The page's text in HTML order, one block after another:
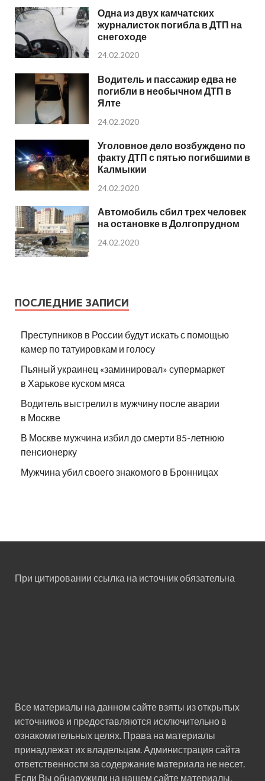
Одна из двух камчатских
журналисток погибла в ДТП на
снегоходе
24.02.2020
Водитель и пассажир едва не
погибли в необычном ДТП в
Ялте
24.02.2020
Уголовное дело возбуждено по
факту ДТП с пятью погибшими в
Калмыкии
24.02.2020
Автомобиль сбил трех человек
на остановке в Долгопрудном
24.02.2020
ПОСЛЕДНИЕ ЗАПИСИ
Преступников в России будут искать с помощью
камер по татуировкам и голосу
Пьяный украинец «заминировал» супермаркет
в Харькове куском мяса
Водитель выстрелил в мужчину после аварии
в Москве
В Москве мужчина избил до смерти 85-летнюю
пенсионерку
Мужчина убил своего знакомого в Бронницах
При цитировании ссылка на источник обязательна
Все материалы на данном сайте взяты из открытых
источников и предоставляются исключительно в
ознакомительных целях. Права на материалы
принадлежат их владельцам. Администрация сайта
ответственности за содержание материала не несет.
Если Вы обнаружили на нашем сайте материалы,